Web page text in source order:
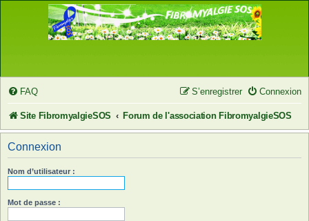
FAQ Connexion
S’enregistrer
Site FibromyalgieSOS Forum de l'association FibromyalgieSOS
Connexion
Nom d’utilisateur :
Mot de passe :